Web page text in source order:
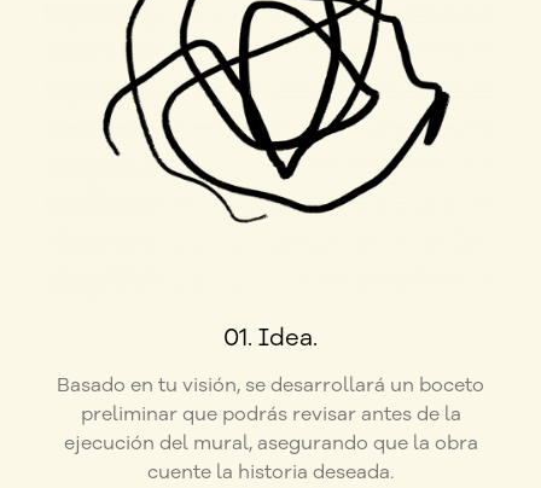
01. Idea.
Basado en tu visión, se desarrollará un boceto
preliminar que podrás revisar antes de la
ejecución del mural, asegurando que la obra
cuente la historia deseada.